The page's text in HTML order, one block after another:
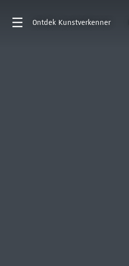
Ontdek Kunstverkenner